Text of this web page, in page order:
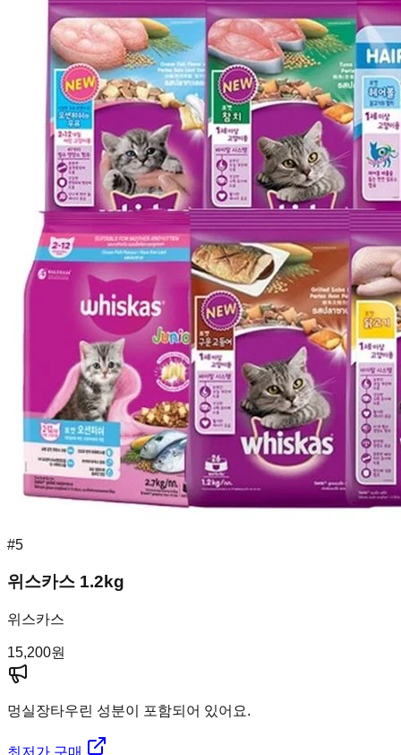
#5
위스카스 1.2kg
위스카스
15,200원
멍실장타우린 성분이 포함되어 있어요.
최저가 구매